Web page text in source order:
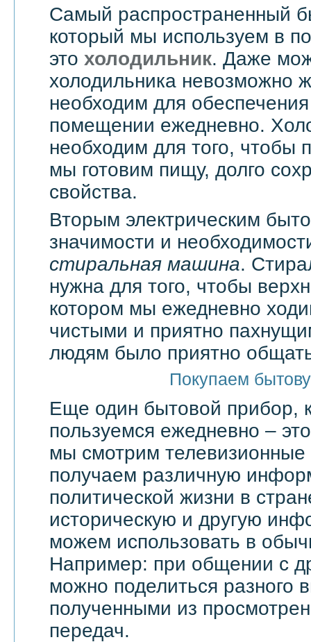
Самый распространенный
который мы используем в
это холодильник. Даже
холодильника невозможно
необходим для
помещении ежедневно.
необходим для того, чтобы
мы готовим пищу, долго
свойства.
Вторым электрическим
значимости и
стиральная машина.
нужна для того, чтобы
котором мы ежедневно
чистыми и приятно
людям было приятно
Покупаем
Еще один бытовой прибор,
пользуемся ежедневно –
мы смотрим телевизионные
получаем различную
политической жизни в
историческую и другую
можем использовать в
Например: при общении с
можно поделиться разного
полученными из
передач.